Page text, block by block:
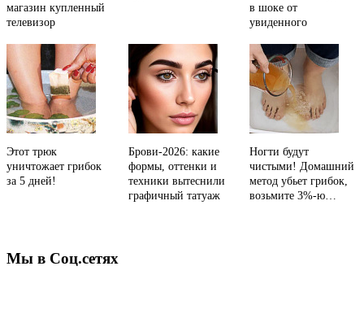
магазин купленный
телевизор
в шоке от
увиденного
Этот трюк
уничтожает грибок
за 5 дней!
Брови-2026: какие
формы, оттенки и
техники вытеснили
графичный татуаж
Ногти будут
чистыми! Домашний
метод убьет грибок,
возьмите 3%-ю…
Мы в Соц.сетях